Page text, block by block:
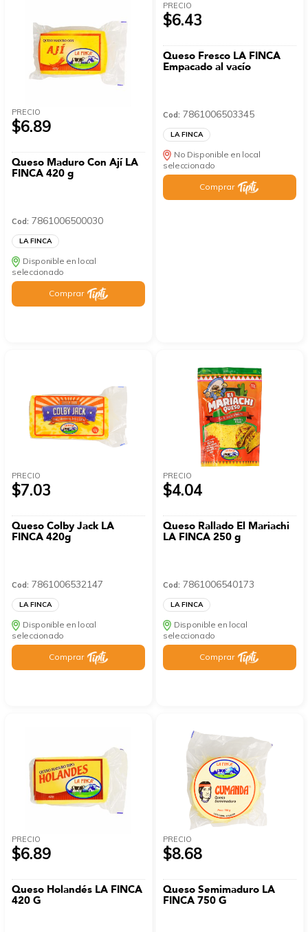
PRECIO
$6.89
Queso Maduro Con Ají LA
FINCA 420 g
Cod: 7861006500030
LA FINCA
Disponible en local
seleccionado
Comprar
PRECIO
$6.43
Queso Fresco LA FINCA
Empacado al vacío
Cod: 7861006503345
LA FINCA
No Disponible en local
seleccionado
Comprar
PRECIO
$7.03
Queso Colby Jack LA
FINCA 420g
Cod: 7861006532147
LA FINCA
Disponible en local
seleccionado
Comprar
PRECIO
$4.04
Queso Rallado El Mariachi
LA FINCA 250 g
Cod: 7861006540173
LA FINCA
Disponible en local
seleccionado
Comprar
PRECIO
$6.89
Queso Holandés LA FINCA
420 G
PRECIO
$8.68
Queso Semimaduro LA
FINCA 750 G